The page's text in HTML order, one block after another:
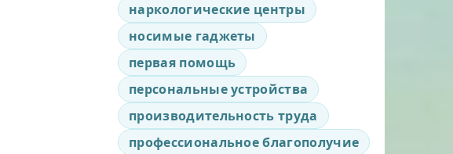
наркологические центры
носимые гаджеты
первая помощь
персональные устройства
производительность труда
профессиональное благополучие